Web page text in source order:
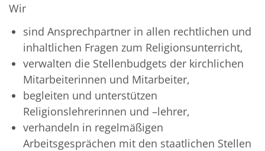
Wir
sind Ansprechpartner in allen rechtlichen und
inhaltlichen Fragen zum Religionsunterricht,
verwalten die Stellenbudgets der kirchlichen
Mitarbeiterinnen und Mitarbeiter,
begleiten und unterstützen
Religionslehrerinnen und –lehrer,
verhandeln in regelmäßigen
Arbeitsgesprächen mit den staatlichen Stellen